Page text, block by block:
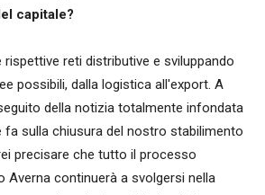
capitale?
reti distributive e sviluppando
possibili, dalla logistica all'export. A
della notizia totalmente infondata
fa sulla chiusura del nostro stabilimento
precisare che tutto il processo
Averna continuerà a svolgersi nella